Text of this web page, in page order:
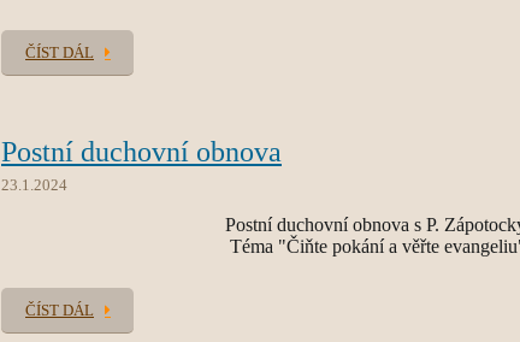
ČÍST DÁL
Postní duchovní obnova
23.1.2024
Postní duchovní obnova s P.
Téma "Čiňte pokání a věřte
ČÍST DÁL